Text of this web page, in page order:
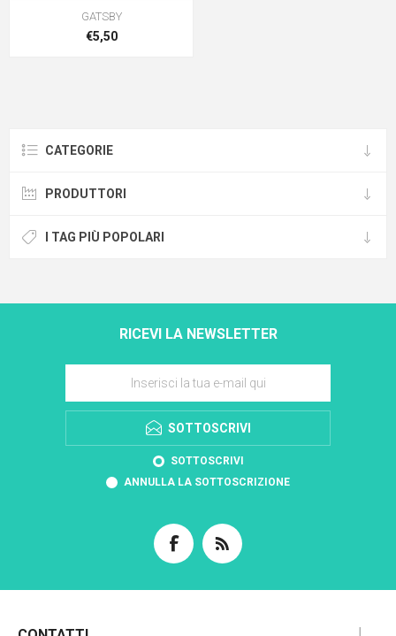
GATSBY
€5,50
CATEGORIE
PRODUTTORI
I TAG PIÙ POPOLARI
RICEVI LA NEWSLETTER
SOTTOSCRIVI
SOTTOSCRIVI
ANNULLA LA SOTTOSCRIZIONE